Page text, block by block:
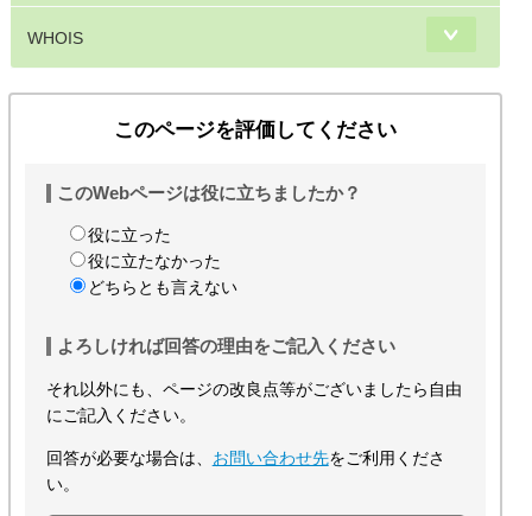
WHOIS
このページを評価してください
このWebページは役に立ちましたか？
役に立った
役に立たなかった
どちらとも言えない
よろしければ回答の理由をご記入ください
それ以外にも、ページの改良点等がございましたら自由
にご記入ください。
回答が必要な場合は、 お問い合わせ先をご利用くださ
い。